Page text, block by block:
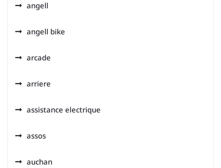
angell
angell bike
arcade
arriere
assistance electrique
assos
auchan